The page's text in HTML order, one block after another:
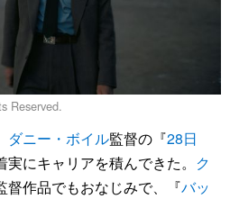
Reserved.
ダニー・ボイル監督の『28日
にキャリアを積んできた。 ク
督作品でもおなじみで、『バッ